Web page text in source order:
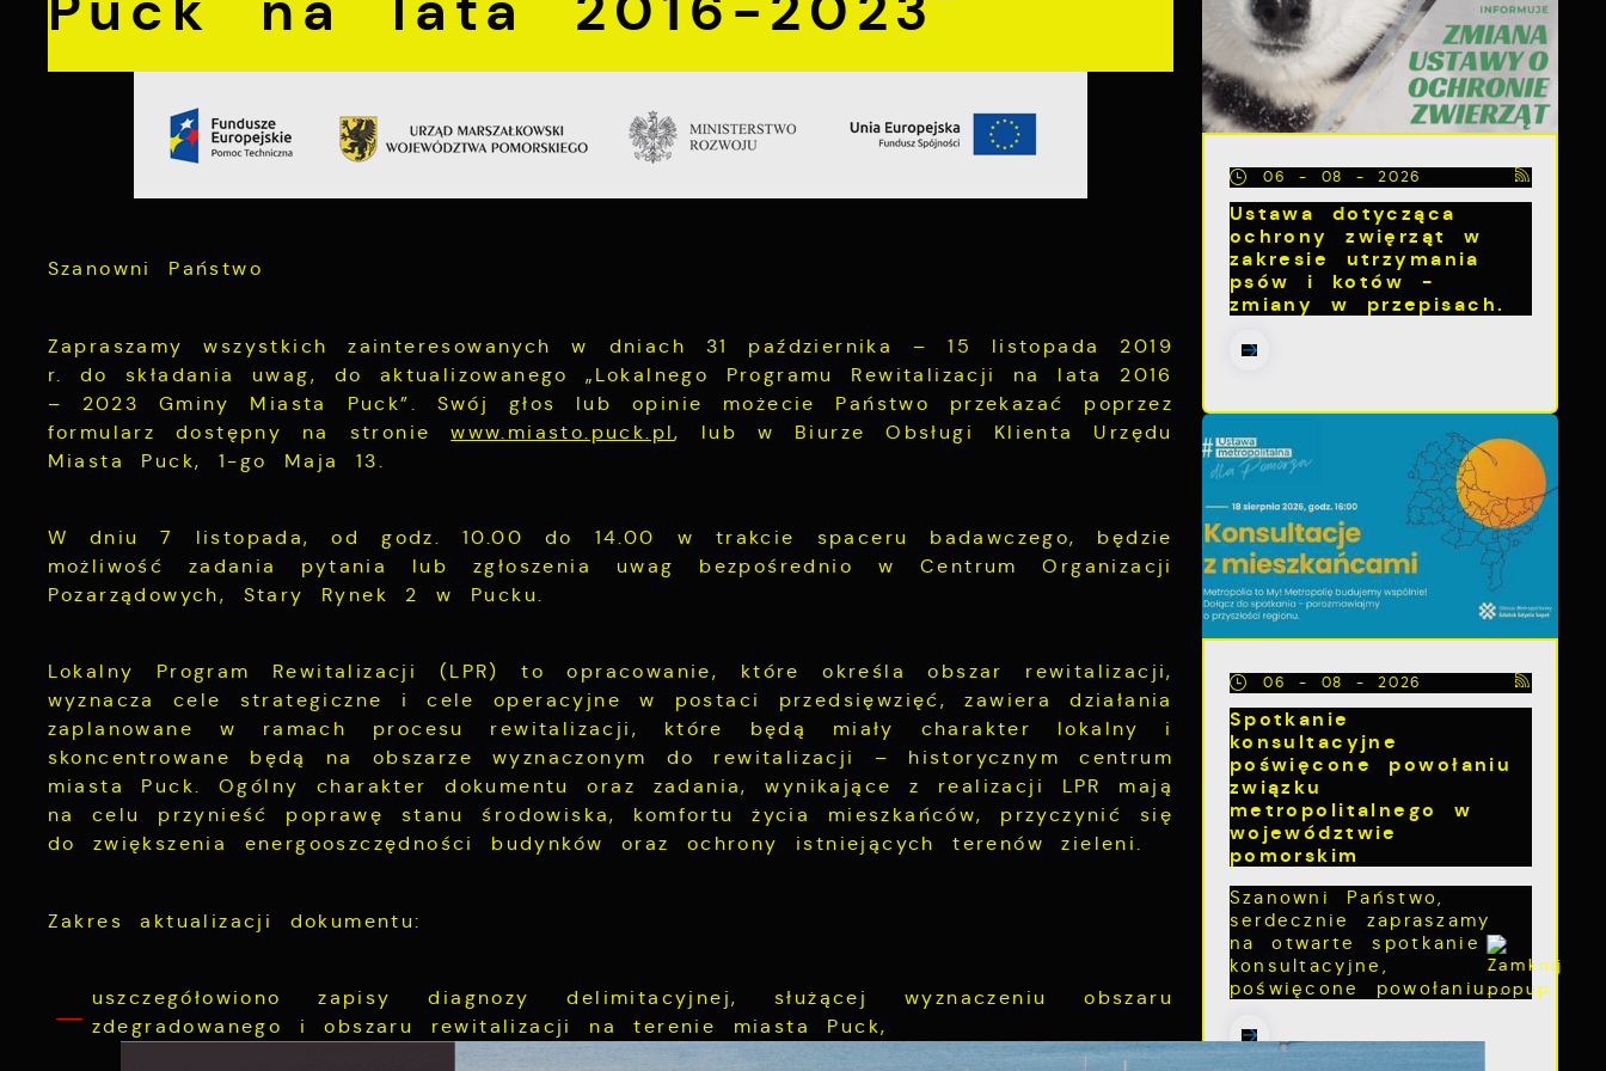
Szanowni Państwo
Zapraszamy wszystkich zainteresowanych w dniach 31 października – 15 listopada 2019
r. do składania uwag, do aktualizowanego „Lokalnego Programu Rewitalizacji na lata 2016
– 2023 Gminy Miasta Puck”. Swój głos lub opinie możecie Państwo przekazać poprzez
formularz dostępny na stroniewww.miasto.puck.pl, lub w Biurze Obsługi Klienta Urzędu
Miasta Puck, 1-go Maja 13.
W dniu 7 listopada, od godz. 10.00 do 14.00 w trakcie spaceru badawczego, będzie
możliwość zadania pytania lub zgłoszenia uwag bezpośrednio w Centrum Organizacji
Pozarządowych, Stary Rynek 2 w Pucku.
Lokalny Program Rewitalizacji (LPR) to opracowanie, które określa obszar rewitalizacji,
wyznacza cele strategiczne i cele operacyjne w postaci przedsięwzięć, zawiera działania
zaplanowane w ramach procesu rewitalizacji, które będą miały charakter lokalny i
skoncentrowane będą na obszarze wyznaczonym do rewitalizacji – historycznym centrum
miasta Puck. Ogólny charakter dokumentu oraz zadania, wynikające z realizacji LPR mają
na celu przynieść poprawę stanu środowiska, komfortu życia mieszkańców, przyczynić się
do zwiększenia energooszczędności budynków oraz ochrony istniejących terenów zieleni.
Zakres aktualizacji dokumentu:
uszczegółowiono zapisy diagnozy delimitacyjnej, służącej wyznaczeniu obszaru
zdegradowanego i obszaru rewitalizacji na terenie miasta Puck,
06 - 08 - 2026
Ustawa dotycząca
ochrony zwięrząt w
zakresie utrzymania
psów i kotów -
zmiany w przepisach.
06 - 08 - 2026
Spotkanie
konsultacyjne
poświęcone powołaniu
związku
metropolitalnego w
województwie
pomorskim
Szanowni Państwo,
serdecznie zapraszamy
na otwarte spotkanie
konsultacyjne,
poświęcone powołaniu...
Ustawienia